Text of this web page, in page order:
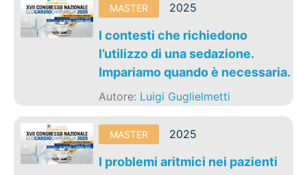
MASTER 2025
I contesti che richiedono
l’utilizzo di una sedazione.
Impariamo quando è necessaria.
Autore: Luigi Guglielmetti
MASTER 2025
I problemi aritmici nei pazienti